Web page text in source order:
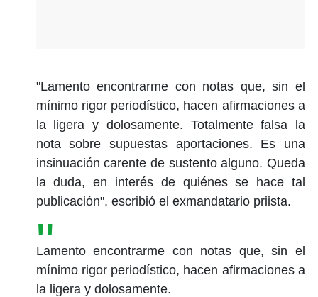
"Lamento encontrarme con notas que, sin el
mínimo rigor periodístico, hacen afirmaciones a
la ligera y dolosamente. Totalmente falsa la
nota sobre supuestas aportaciones. Es una
insinuación carente de sustento alguno. Queda
la duda, en interés de quiénes se hace tal
publicación", escribió el exmandatario priista.
Lamento encontrarme con notas que, sin el
mínimo rigor periodístico, hacen afirmaciones a
la ligera y dolosamente.